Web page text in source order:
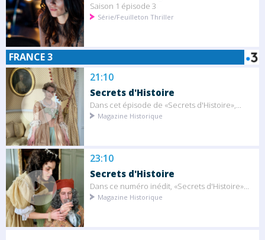
Saison 1 épisode 3
Série/Feuilleton Thriller
FRANCE 3
21:10
Secrets d'Histoire
Dans cet épisode de «Secrets d'Histoire»,...
Magazine Historique
23:10
Secrets d'Histoire
Dans ce numéro inédit, «Secrets d'Histoire»...
Magazine Historique